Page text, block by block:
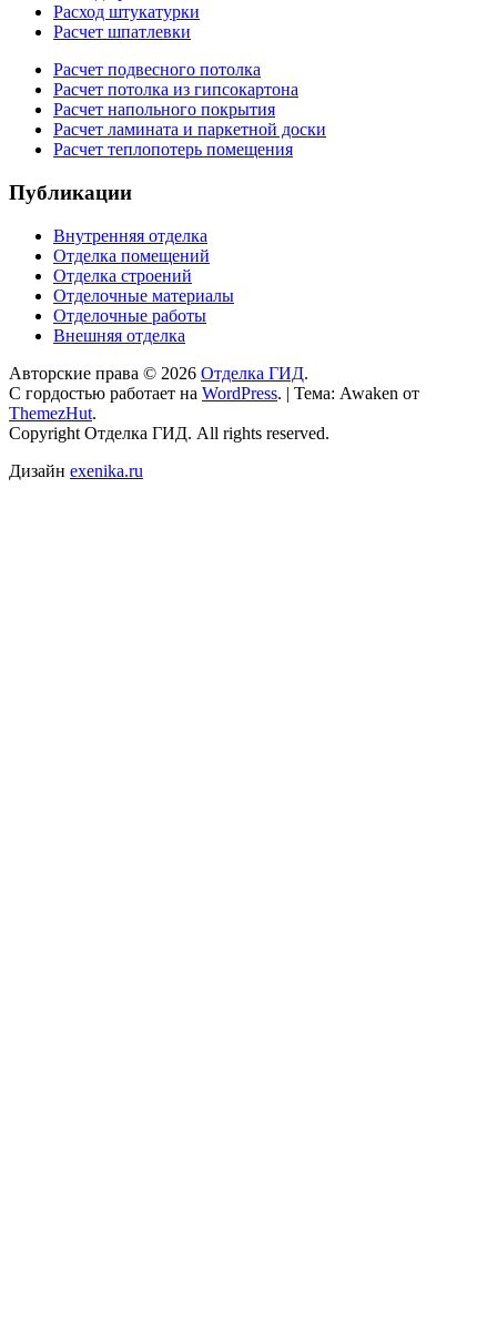
Расход штукатурки
Расчет шпатлевки
Расчет подвесного потолка
Расчет потолка из гипсокартона
Расчет напольного покрытия
Расчет ламината и паркетной доски
Расчет теплопотерь помещения
Публикации
Внутренняя отделка
Отделка помещений
Отделка строений
Отделочные материалы
Отделочные работы
Внешняя отделка
Авторские права © 2026 Отделка ГИД.
С гордостью работает на WordPress. | Тема: Awaken от
ThemezHut.
Copyright Отделка ГИД. All rights reserved.
Дизайн exenika.ru